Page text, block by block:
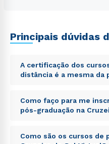
Principais dúvidas
A certificação dos
distância é a mesma da
Sed ut perspiciatis unde
voluptatem accusantium
totam rem aperiam,
explicabo. Nemo enim
Como faço para me
pós-graduação na
Sed ut perspiciatis unde
voluptatem accusantium
Como são os cursos de
WhatsApp